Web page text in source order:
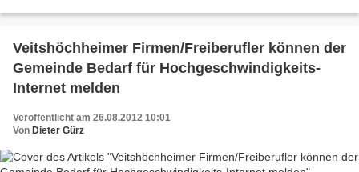
Veitshöchheimer Firmen/Freiberufler können der
Gemeinde Bedarf für Hochgeschwindigkeits-
Internet melden
Veröffentlicht am 26.08.2012 10:01
Von Dieter Gürz